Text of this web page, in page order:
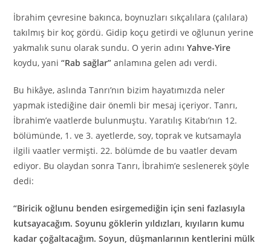
İbrahim çevresine bakınca, boynuzları sıkçalılara (çalılara)
takılmış bir koç gördü. Gidip koçu getirdi ve oğlunun yerine
yakmalık sunu olarak sundu. O yerin adınıYahve-Yire
koydu, yani“Rab sağlar” anlamına gelen adı verdi.
Bu hikâye, aslında Tanrı’nın bizim hayatımızda neler
yapmak istediğine dair önemli bir mesaj içeriyor. Tanrı,
İbrahim’e vaatlerde bulunmuştu. Yaratılış Kitabı’nın 12.
bölümünde, 1. ve 3. ayetlerde, soy, toprak ve kutsamayla
ilgili vaatler vermişti. 22. bölümde de bu vaatler devam
ediyor. Bu olaydan sonra Tanrı, İbrahim’e seslenerek şöyle
dedi:
“Biricik oğlunu benden esirgemediğin için seni fazlasıyla
kutsayacağım. Soyunu göklerin yıldızları, kıyıların kumu
kadar çoğaltacağım. Soyun, düşmanlarının kentlerini mülk